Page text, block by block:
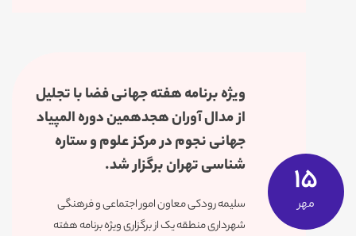
15
مهر
ویژه برنامه هفته جهانی فضا با تجلیل
از مدال آوران هجدهمین دوره المپیاد
جهانی نجوم در مرکز علوم‌ و‌ ستاره
شناسی تهران برگزار شد.
سلیمه رودکی معاون امور اجتماعی و فرهنگی
شهرداری منطقه یک از برگزاری ویژه برنامه هفته